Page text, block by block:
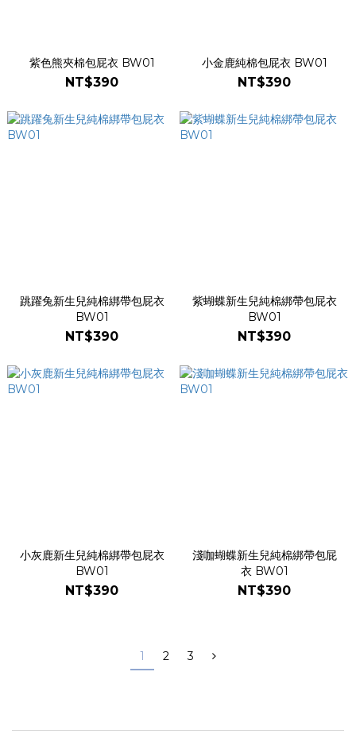
紫色熊夾棉包屁衣 BW01
NT$390
小金鹿純棉包屁衣 BW01
NT$390
跳躍兔新生兒純棉綁帶包屁衣
BW01
NT$390
紫蝴蝶新生兒純棉綁帶包屁衣
BW01
NT$390
小灰鹿新生兒純棉綁帶包屁衣
BW01
NT$390
淺咖蝴蝶新生兒純棉綁帶包屁
衣 BW01
NT$390
1 2 3